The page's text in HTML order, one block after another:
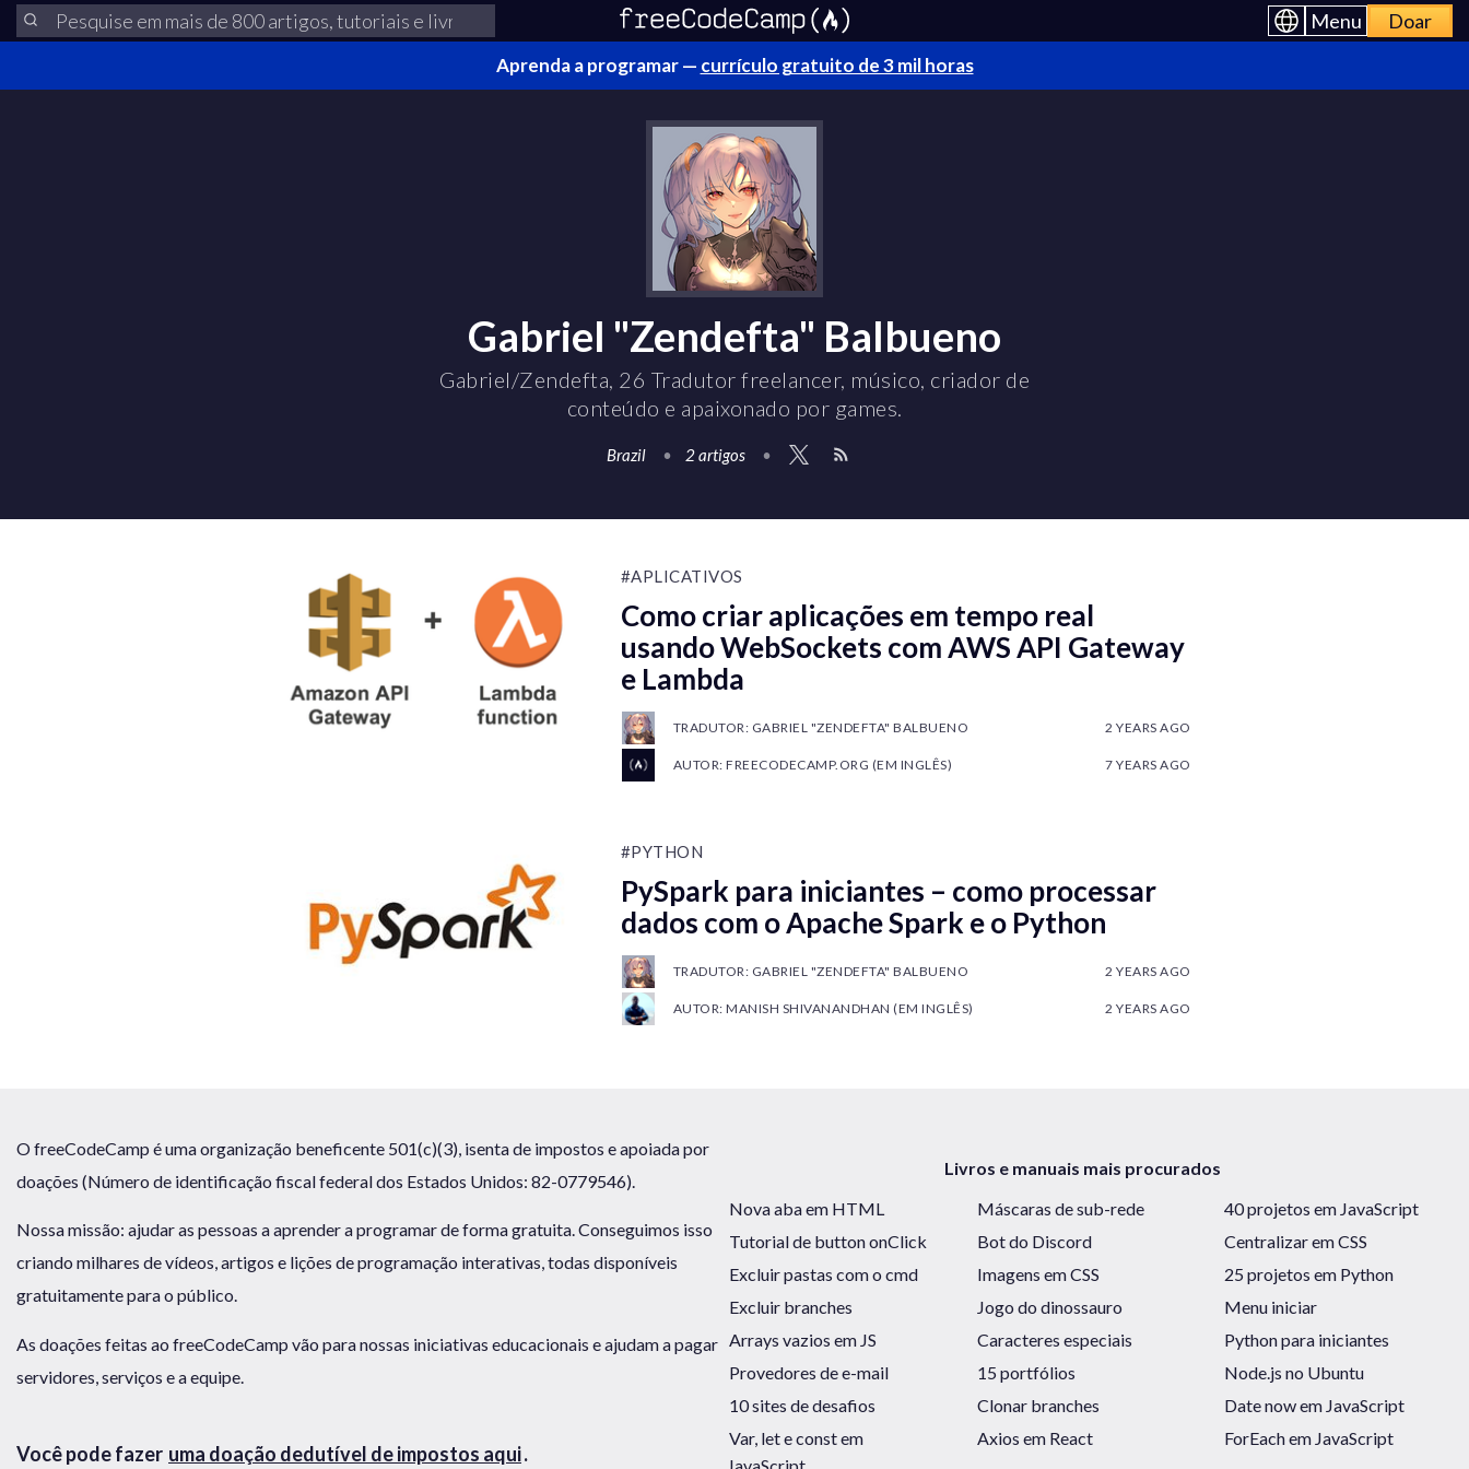
Menu Doar
Aprenda a programar — currículo gratuito de 3 mil horas
Gabriel "Zendefta" Balbueno
Gabriel/Zendefta, 26 Tradutor freelancer, músico, criador de
conteúdo e apaixonado por games.
Brazil • 2 artigos •
#APLICATIVOS
Como criar aplicações em tempo real
usando WebSockets com AWS API Gateway
e Lambda
TRADUTOR: GABRIEL "ZENDEFTA" BALBUENO 2 YEARS AGO
AUTOR: FREECODECAMP.ORG (EM INGLÊS) 7 YEARS AGO
#PYTHON
PySpark para iniciantes – como processar
dados com o Apache Spark e o Python
TRADUTOR: GABRIEL "ZENDEFTA" BALBUENO 2 YEARS AGO
AUTOR: MANISH SHIVANANDHAN (EM INGLÊS) 2 YEARS AGO
O freeCodeCamp é uma organização beneficente 501(c)(3), isenta de impostos e apoiada por
doações (Número de identificação fiscal federal dos Estados Unidos: 82-0779546).
Nossa missão: ajudar as pessoas a aprender a programar de forma gratuita. Conseguimos isso
criando milhares de vídeos, artigos e lições de programação interativas, todas disponíveis
gratuitamente para o público.
As doações feitas ao freeCodeCamp vão para nossas iniciativas educacionais e ajudam a pagar
servidores, serviços e a equipe.
Você pode fazer uma doação dedutível de impostos aqui.
Livros e manuais mais procurados
Nova aba em HTML
Máscaras de sub-rede
40 projetos em JavaScript
Tutorial de button onClick
Bot do Discord
Centralizar em CSS
Excluir pastas com o cmd
Imagens em CSS
25 projetos em Python
Excluir branches
Jogo do dinossauro
Menu iniciar
Arrays vazios em JS
Caracteres especiais
Python para iniciantes
Provedores de e-mail
15 portfólios
Node.js no Ubuntu
10 sites de desafios
Clonar branches
Date now em JavaScript
Var, let e const em
JavaScript
Axios em React ForEach em JavaScript